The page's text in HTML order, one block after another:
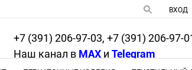
ВХОД
+7 (391) 206-97-03, +7 (391) 206-97-
Наш канал в MAX и Telegram